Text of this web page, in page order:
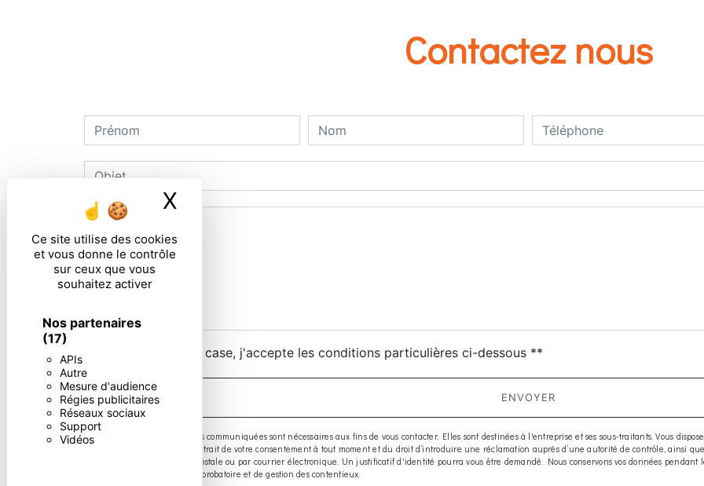
Ce site utilise des cookies
et vous donne le contrôle
sur ceux que vous
souhaitez activer
Nos partenaires
(17)
APIs
Autre
Mesure d'audience
Régies publicitaires
Réseaux sociaux
Support
Vidéos
X Masquer le bandeau des cookies
Contactez nous
En cochant cette case, j'accepte les conditions particulières ci-dessous **
ENVOYER
** Les données personnelles communiquées sont nécessaires aux fins de vous contacter. Elles sont destinées à l'entreprise et ses sous-traitants. Vous
limitation, d’opposition, de retrait de votre consentement à tout moment et du droit d’introduire une réclamation auprès d’une autorité de contrôle, ainsi
exercer ces droits par voie postale ou par courrier électronique. Un justificatif d'identité pourra vous être demandé. Nous conservons vos données
prescription légale aux fins probatoire et de gestion des contentieux.